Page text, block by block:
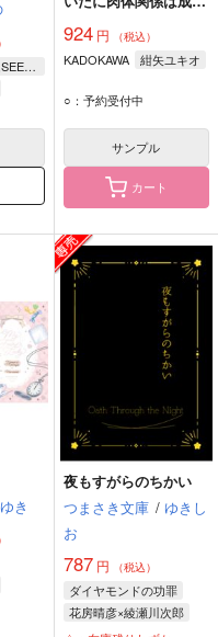
機動戦士ガンダムSEED FREEDOM
924円 （税込）
KADOKAWA 紺矢ユキオ
○：予約受付中
サンプル
カート
ゆき
夜もすがらのちかい
つまさき文庫 / ゆきし
お
787円 （税込）
ダイヤモンドの功罪
花房晴彦×綾瀬川次郎